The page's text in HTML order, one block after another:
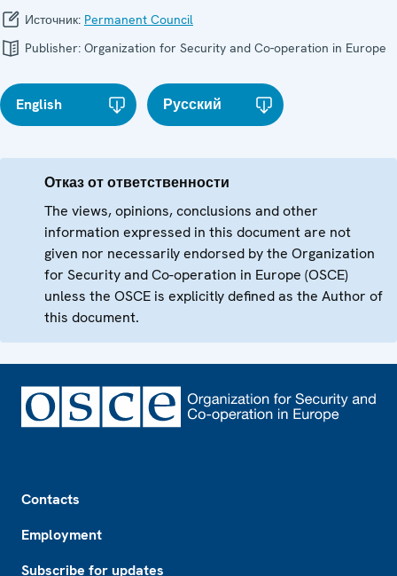
Источник: Permanent Council
Publisher: Organization for Security and Co-operation in Europe
English Русский
Отказ от ответственности
The views, opinions, conclusions and other
information expressed in this document are not
given nor necessarily endorsed by the Organization
for Security and Co-operation in Europe (OSCE)
unless the OSCE is explicitly defined as the Author of
this document.
Contacts
Employment
Subscribe for updates